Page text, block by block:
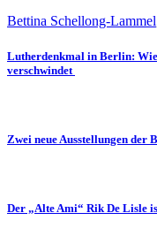
Bettina Schellong-Lammel
Lutherdenkmal in Berlin:
verschwindet
Zwei neue Ausstellungen der
Der „Alte Ami“ Rik De Lisle